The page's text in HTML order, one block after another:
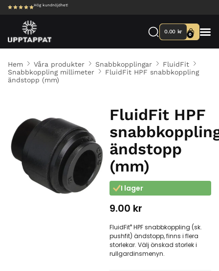
Hög kundnöjdhet!
0.00 kr 0
Hem Våra produkter Snabbkopplingar
FluidFit
Snabbkoppling millimeter
FluidFit HPF snabbkoppling
ändstopp (mm)
FluidFit HPF
ändstopp
(mm)
I lager
9.00 kr
FluidFit® HPF snabbkoppling (sk.
pushfit) ändstopp, finns i flera
storlekar. Välj önskad storlek i
rullgardinsmenyn.